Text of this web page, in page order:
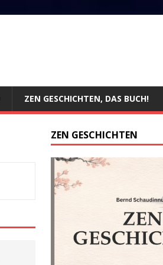
ZEN GESCHICHTEN, DAS BUCH!
ZEN GESCHICHTEN